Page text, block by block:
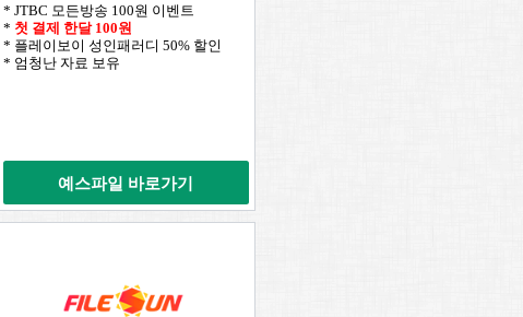
* JTBC 모든방송 100원 이벤트
* 첫 결제 한달 100원
* 플레이보이 성인패러디 50% 할인
* 엄청난 자료 보유
예스파일 바로가기